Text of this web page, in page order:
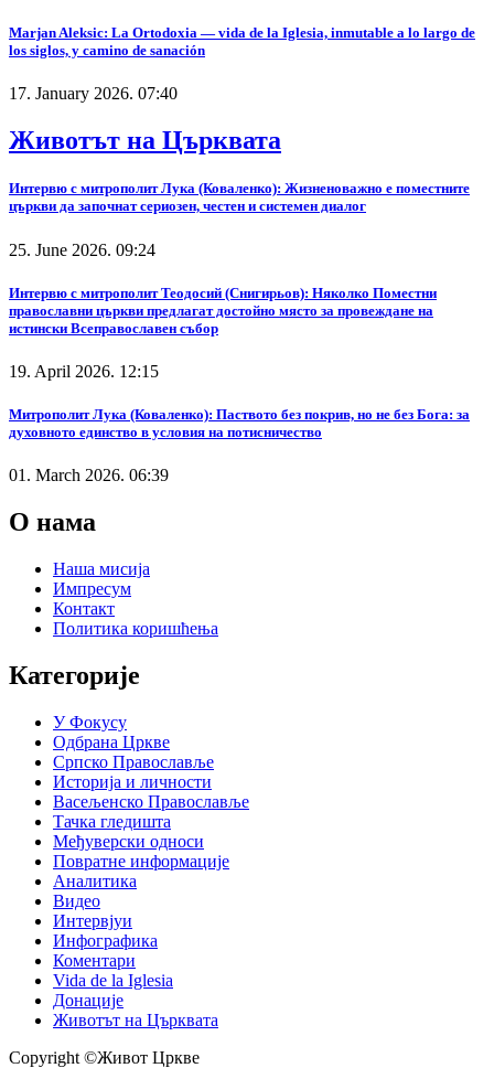
Marjan Aleksic: La Ortodoxia — vida de la Iglesia, inmutable a lo largo de
los siglos, y camino de sanación
17. January 2026. 07:40
Животът на Църквата
Интервю с митрополит Лука (Коваленко): Жизненоважно е поместните
църкви да започнат сериозен, честен и системен диалог
25. June 2026. 09:24
Интервю с митрополит Теодосий (Снигирьов): Няколко Поместни
православни църкви предлагат достойно място за провеждане на
истински Всеправославен събор
19. April 2026. 12:15
Митрополит Лука (Коваленко): Паството без покрив, но не без Бога: за
духовното единство в условия на потисничество
01. March 2026. 06:39
О нама
Наша мисија
Импресум
Контакт
Политика коришћења
Категорије
У Фокусу
Одбрана Цркве
Српско Православље
Историја и личности
Васељенско Православље
Тачка гледишта
Међуверски односи
Повратне информације
Аналитика
Видео
Интервјуи
Инфографика
Коментари
Vida de la Iglesia
Донације
Животът на Църквата
Copyright ©Живот Цркве